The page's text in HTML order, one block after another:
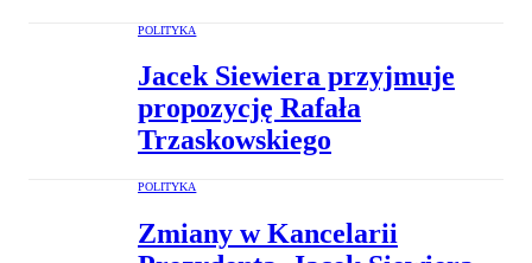
POLITYKA
Jacek Siewiera przyjmuje
propozycję Rafała
Trzaskowskiego
POLITYKA
Zmiany w Kancelarii